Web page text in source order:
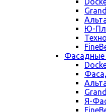
Ю-
Фасадные
Я-